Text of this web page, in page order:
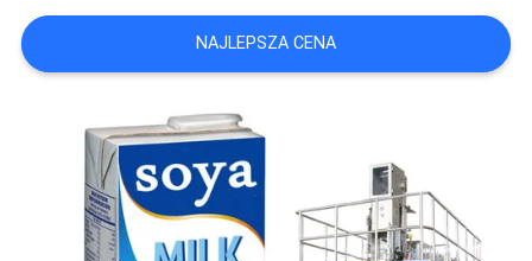
PRZYPADKI
POPROŚ
WYCENĘ
NAJLEPSZA CENA